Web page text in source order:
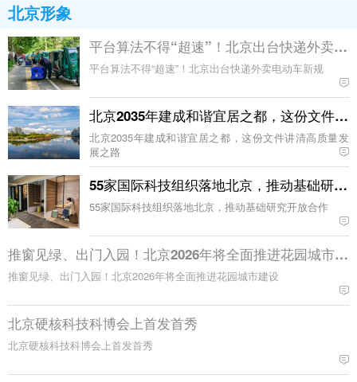
北京形象
平台算法不得“超速”！北京出台快递外卖电
平台算法不得“超速”！北京出台快递外卖电动车新规
北京2035年建成和谐宜居之都，这份文件讲
北京2035年建成和谐宜居之都，这份文件讲清高质量发
展之路
55家国际科技组织落地北京，推动基础研究
55家国际科技组织落地北京，推动基础研究开放合作
推窗见绿、出门入园！北京2026年将全面推进花园城市建
推窗见绿、出门入园！北京2026年将全面推进花园城市建设
北京硬核科技科博会上首发首秀
北京硬核科技科博会上首发首秀